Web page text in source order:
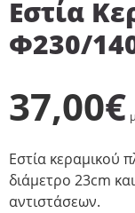
Εστία
Φ230/
37,00€
Εστία κεραμικού
διάμετρο 23cm
αντιστάσεων.